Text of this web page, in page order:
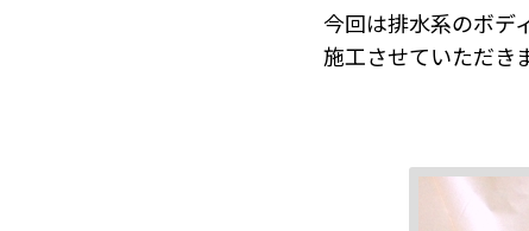
今回は排水系のボデ
施工させていただき